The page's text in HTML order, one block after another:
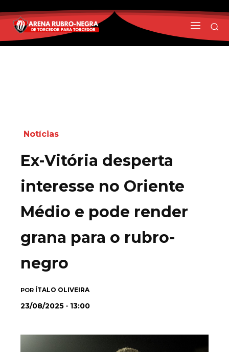
Notícias
Ex-Vitória desperta
interesse no Oriente
Médio e pode render
grana para o rubro-
negro
POR ÍTALO OLIVEIRA
23/08/2025 · 13:00